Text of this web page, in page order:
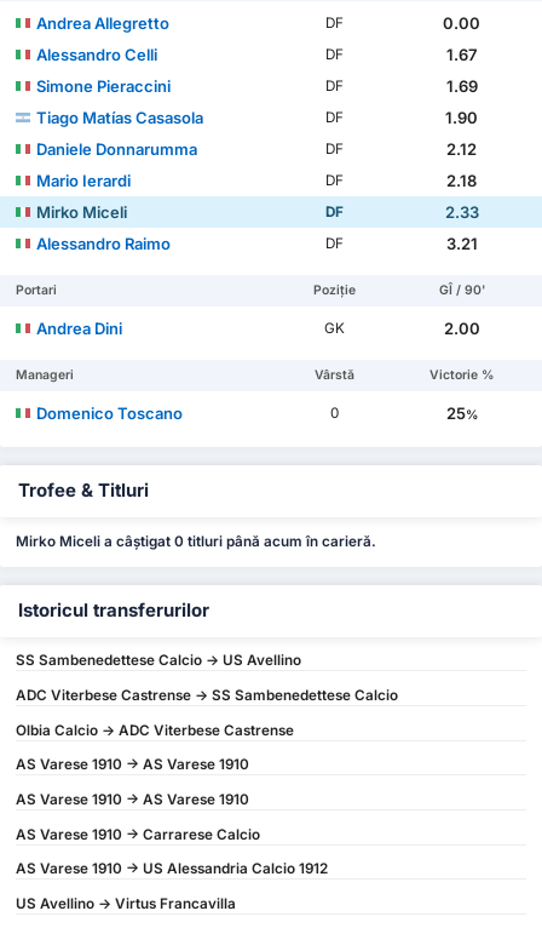
Andrea Allegretto DF
0.00
Alessandro Celli
DF
1.67
Simone Pieraccini
DF
1.69
Tiago Matías Casasola
DF
1.90
Daniele Donnarumma
DF
2.12
Mario Ierardi
DF
2.18
Mirko Miceli
DF
2.33
Alessandro Raimo
DF 3.21
Portari Poziție GÎ / 90'
Andrea Dini GK 2.00
Manageri Vârstă Victorie %
Domenico Toscano 0 25%
Trofee & Titluri
Mirko Miceli a câștigat 0 titluri până acum în carieră.
Istoricul transferurilor
SS Sambenedettese Calcio -> US Avellino
ADC Viterbese Castrense -> SS Sambenedettese Calcio
Olbia Calcio -> ADC Viterbese Castrense
AS Varese 1910 -> AS Varese 1910
AS Varese 1910 -> AS Varese 1910
AS Varese 1910 -> Carrarese Calcio
AS Varese 1910 -> US Alessandria Calcio 1912
US Avellino -> Virtus Francavilla